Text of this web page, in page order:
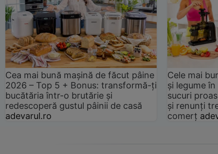
Cea mai bună mașină de făcut pâine
2026 – Top 5 + Bonus: transformă-ți
bucătăria într-o brutărie și
redescoperă gustul pâinii de casă
adevarul.ro
Cele mai
și legume
sucuri
și renunți
comerț